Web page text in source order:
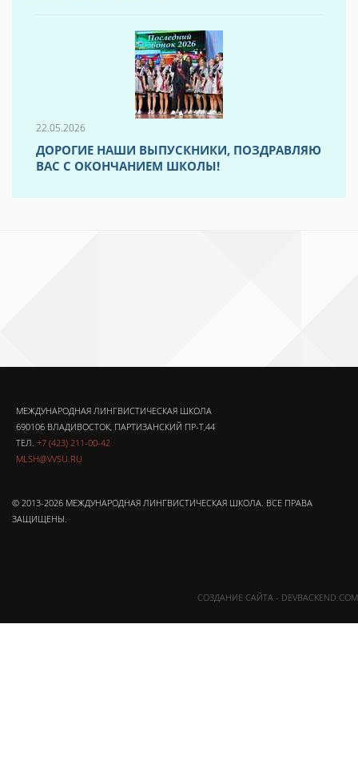
22.05.2026
ДОРОГИЕ НАШИ ВЫПУСКНИКИ, ПОЗДРАВЛЯЮ
ВАС С ОКОНЧАНИЕМ ШКОЛЫ!
МЕЖДУНАРОДНАЯ ЛИНГВИСТИЧЕСКАЯ ШКОЛА
690106 ВЛАДИВОСТОК, ПАРТИЗАНСКИЙ ПР-Т,44
ТЕЛ. +7 (423) 211-00-42
MLSH@VVSU.RU
© 2013-2026 МЕЖДУНАРОДНАЯ ЛИНГВИСТИЧЕСКАЯ ШКОЛА. ВСЕ ПРАВА
ЗАЩИЩЕНЫ.
СОЗДАНИЕ САЙТА - DEVBACKEND.COM